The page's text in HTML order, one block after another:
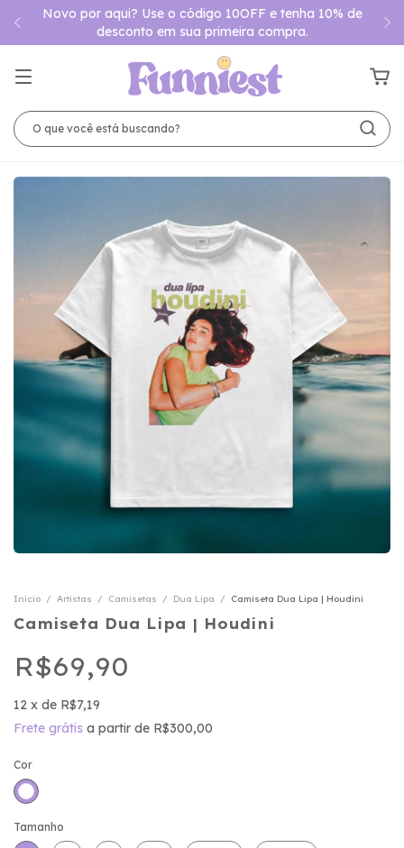
Novo por aqui? Use o código 10OFF e tenha 10% de
desconto em sua primeira compra.
Início / Artistas / Camisetas / Dua Lipa / Camiseta Dua Lipa | Houdini
Camiseta Dua Lipa | Houdini
R$69,90
12 x de R$7,19
Frete grátis a partir de R$300,00
Cor
Tamanho